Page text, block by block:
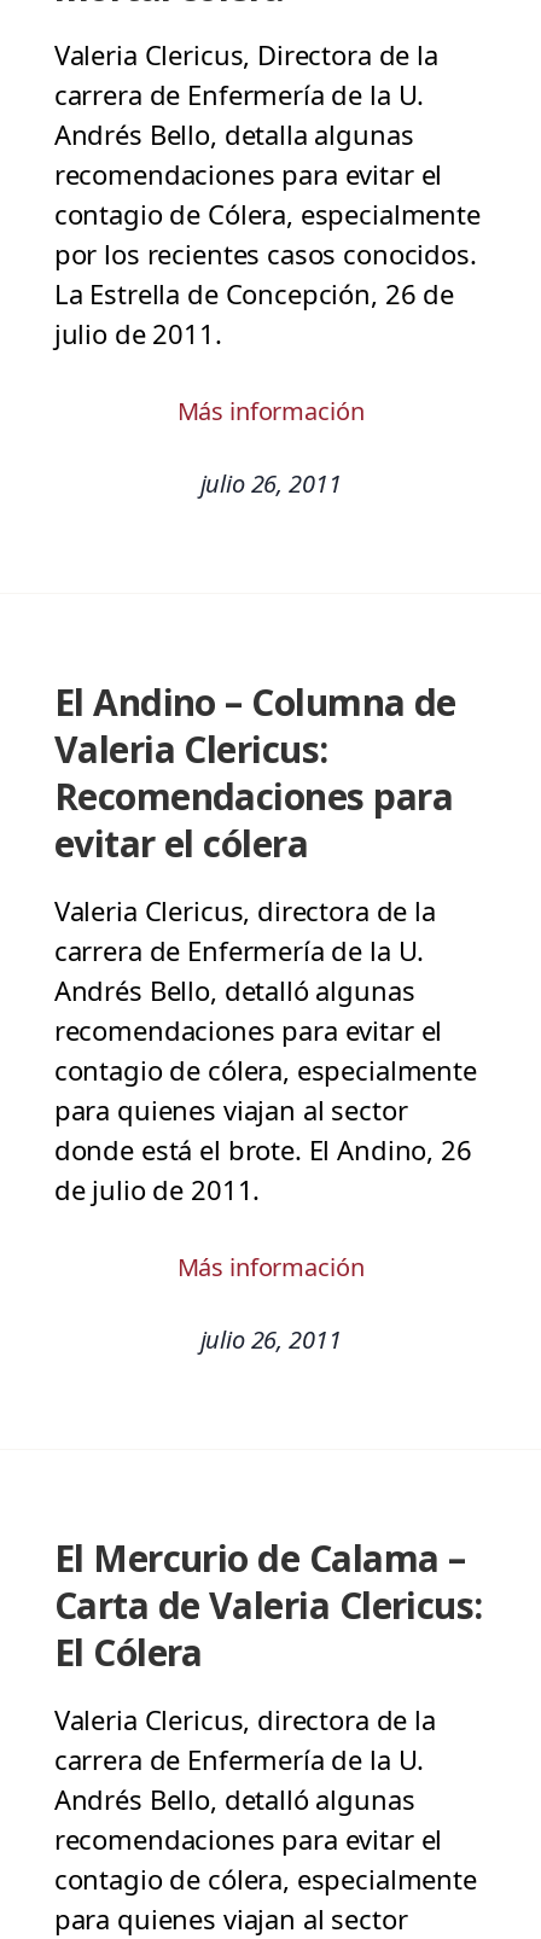
Valeria Clericus, Directora de la
carrera de Enfermería de la U.
Andrés Bello, detalla algunas
recomendaciones para evitar el
contagio de Cólera, especialmente
por los recientes casos conocidos.
La Estrella de Concepción, 26 de
julio de 2011.
Más información
julio 26, 2011
El Andino – Columna de
Valeria Clericus:
Recomendaciones para
evitar el cólera
Valeria Clericus, directora de la
carrera de Enfermería de la U.
Andrés Bello, detalló algunas
recomendaciones para evitar el
contagio de cólera, especialmente
para quienes viajan al sector
donde está el brote. El Andino, 26
de julio de 2011.
Más información
julio 26, 2011
El Mercurio de Calama –
Carta de Valeria Clericus:
El Cólera
Valeria Clericus, directora de la
carrera de Enfermería de la U.
Andrés Bello, detalló algunas
recomendaciones para evitar el
contagio de cólera, especialmente
para quienes viajan al sector